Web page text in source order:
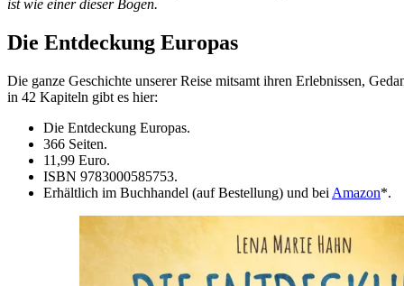
ist wie einer dieser Bögen.
Die Entdeckung Europas
Die ganze Geschichte unserer Reise mitsamt ihren Erlebnissen,
in 42 Kapiteln gibt es hier:
Die Entdeckung Europas.
366 Seiten.
11,99 Euro.
ISBN 9783000585753.
Erhältlich im Buchhandel (auf Bestellung) und bei Amazon*.